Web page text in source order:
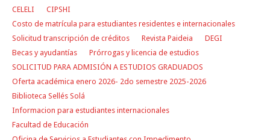
CELELI
CIPSHI
Costo de matrícula para estudiantes residentes e internacionales
Solicitud transcripción de créditos
Revista Paideia
DEGI
Becas y ayudantías
Prórrogas y licencia de estudios
SOLICITUD PARA ADMISIÓN A ESTUDIOS GRADUADOS
Oferta académica enero 2026- 2do semestre 2025-2026
Biblioteca Sellés Solá
Informacion para estudiantes internacionales
Facultad de Educación